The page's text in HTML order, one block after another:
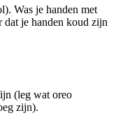
Was je handen met
je handen koud zijn
(leg wat oreo
zijn).